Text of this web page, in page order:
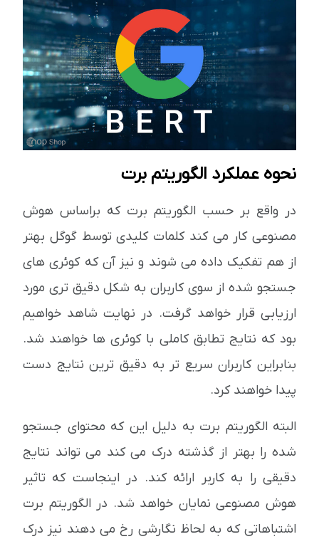
نحوه عملکرد الگوریتم برت
در واقع بر حسب الگوریتم برت که براساس هوش
مصنوعی کار می کند کلمات کلیدی توسط گوگل بهتر
از هم تفکیک داده می شوند و نیز آن که کوئری های
جستجو شده از سوی کاربران به شکل دقیق تری مورد
ارزیابی قرار خواهد گرفت. در نهایت شاهد خواهیم
بود که نتایج تطابق کاملی با کوئری ها خواهند شد.
بنابراین کاربران سریع تر به دقیق ترین نتایج دست
پیدا خواهند کرد.
البته الگوریتم برت به دلیل این که محتوای جستجو
شده را بهتر از گذشته درک می کند می تواند نتایج
دقیقی را به کاربر ارائه کند. در اینجاست که تاثیر
هوش مصنوعی نمایان خواهد شد. در الگوریتم برت
اشتباهاتی که به لحاظ نگارشی رخ می دهند نیز درک